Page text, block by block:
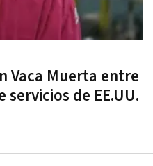
Vaca Muerta entre
de EE.UU.